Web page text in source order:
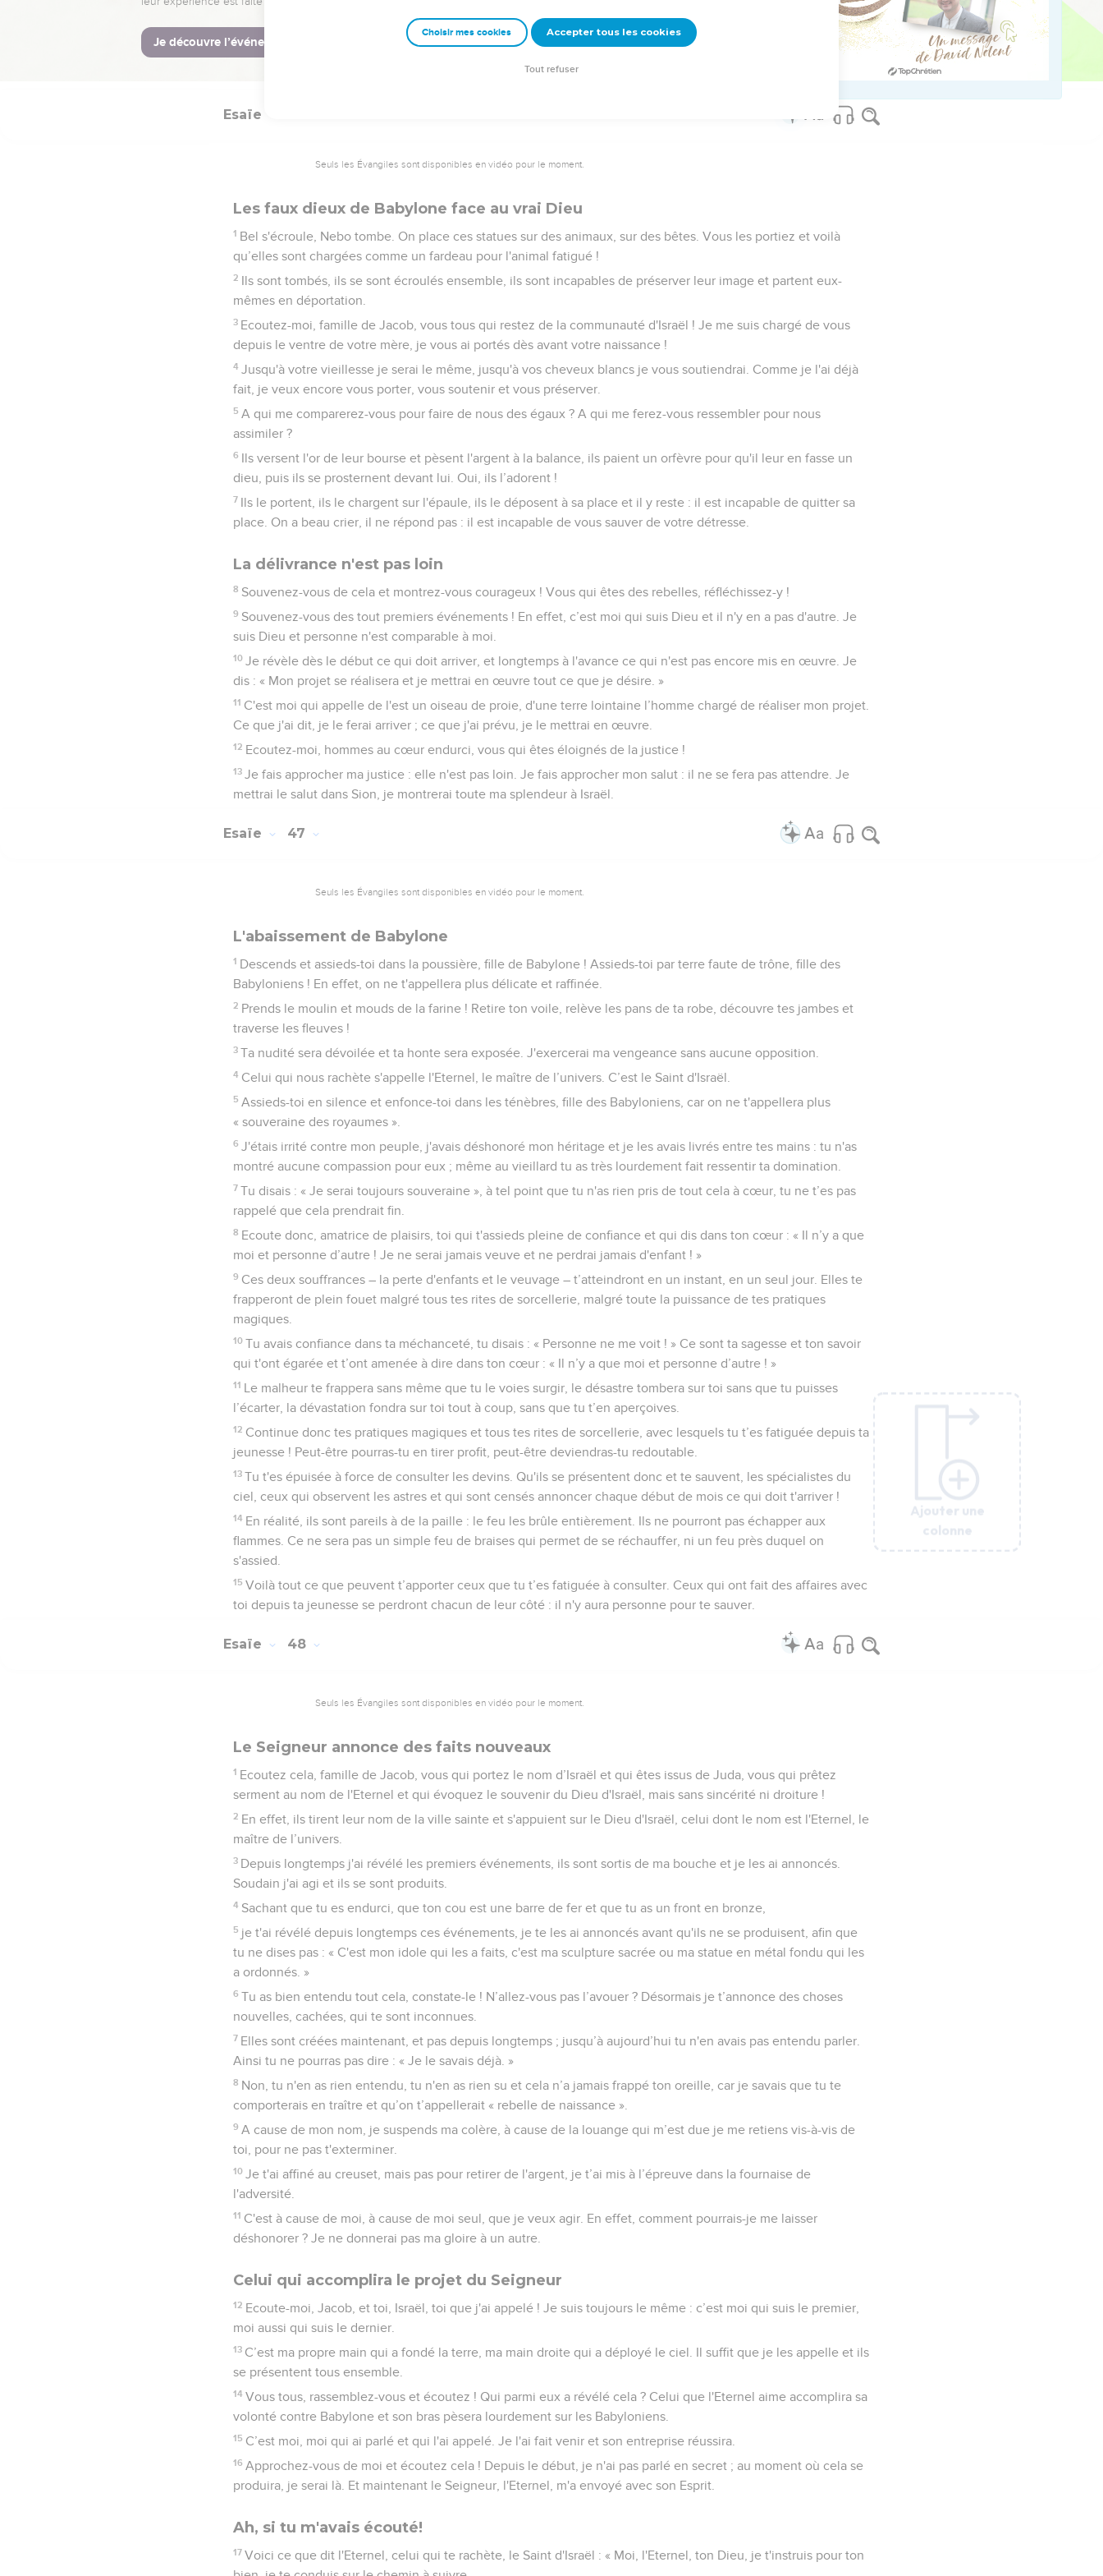
furieux contre lui viendront jusqu’à lui, et ils seront tous couverts de honte.
25 C’est par l'Eternel que seront déclarés justes tous les descendants d'Israël, et c’est de lui qu’ils tireront leur
Ajouter une
colonne
Esaïe
Seuls les Évangiles sont disponibles en vidéo pour le moment.
Les faux dieux de Babylone face au vrai Dieu
1 Bel s'écroule, Nebo tombe. On place ces statues sur des animaux, sur des bêtes. Vous les portiez et voilà
qu’elles sont chargées comme un fardeau pour l'animal fatigué !
2 Ils sont tombés, ils se sont écroulés ensemble, ils sont incapables de préserver leur image et partent eux-
mêmes en déportation.
3 Ecoutez-moi, famille de Jacob, vous tous qui restez de la communauté d'Israël ! Je me suis chargé de vous
depuis le ventre de votre mère, je vous ai portés dès avant votre naissance !
4 Jusqu'à votre vieillesse je serai le même, jusqu'à vos cheveux blancs je vous soutiendrai. Comme je l'ai déjà
fait, je veux encore vous porter, vous soutenir et vous préserver.
5 A qui me comparerez-vous pour faire de nous des égaux ? A qui me ferez-vous ressembler pour nous
assimiler ?
6 Ils versent l'or de leur bourse et pèsent l'argent à la balance, ils paient un orfèvre pour qu'il leur en fasse un
dieu, puis ils se prosternent devant lui. Oui, ils l’adorent !
7 Ils le portent, ils le chargent sur l'épaule, ils le déposent à sa place et il y reste : il est incapable de quitter sa
place. On a beau crier, il ne répond pas : il est incapable de vous sauver de votre détresse.
La délivrance n'est pas loin
8 Souvenez-vous de cela et montrez-vous courageux ! Vous qui êtes des rebelles, réfléchissez-y !
9 Souvenez-vous des tout premiers événements ! En effet, c’est moi qui suis Dieu et il n'y en a pas d'autre. Je
suis Dieu et personne n'est comparable à moi.
10 Je révèle dès le début ce qui doit arriver, et longtemps à l'avance ce qui n'est pas encore mis en œuvre. Je
dis : « Mon projet se réalisera et je mettrai en œuvre tout ce que je désire. »
11 C'est moi qui appelle de l'est un oiseau de proie, d'une terre lointaine l’homme chargé de réaliser mon projet.
Ce que j'ai dit, je le ferai arriver ; ce que j'ai prévu, je le mettrai en œuvre.
12 Ecoutez-moi, hommes au cœur endurci, vous qui êtes éloignés de la justice !
13 Je fais approcher ma justice : elle n'est pas loin. Je fais approcher mon salut : il ne se fera pas attendre. Je
mettrai le salut dans Sion, je montrerai toute ma splendeur à Israël.
Ajouter une
colonne
Esaïe 47
Seuls les Évangiles sont disponibles en vidéo pour le moment.
L'abaissement de Babylone
1 Descends et assieds-toi dans la poussière, fille de Babylone ! Assieds-toi par terre faute de trône, fille des
Babyloniens ! En effet, on ne t'appellera plus délicate et raffinée.
2 Prends le moulin et mouds de la farine ! Retire ton voile, relève les pans de ta robe, découvre tes jambes et
traverse les fleuves !
3 Ta nudité sera dévoilée et ta honte sera exposée. J'exercerai ma vengeance sans aucune opposition.
4 Celui qui nous rachète s'appelle l'Eternel, le maître de l’univers. C’est le Saint d'Israël.
5 Assieds-toi en silence et enfonce-toi dans les ténèbres, fille des Babyloniens, car on ne t'appellera plus
« souveraine des royaumes ».
6 J'étais irrité contre mon peuple, j'avais déshonoré mon héritage et je les avais livrés entre tes mains : tu n'as
montré aucune compassion pour eux ; même au vieillard tu as très lourdement fait ressentir ta domination.
7 Tu disais : « Je serai toujours souveraine », à tel point que tu n'as rien pris de tout cela à cœur, tu ne t’es pas
rappelé que cela prendrait fin.
8 Ecoute donc, amatrice de plaisirs, toi qui t'assieds pleine de confiance et qui dis dans ton cœur : « Il n’y a que
moi et personne d’autre ! Je ne serai jamais veuve et ne perdrai jamais d'enfant ! »
9 Ces deux souffrances – la perte d'enfants et le veuvage – t’atteindront en un instant, en un seul jour. Elles te
frapperont de plein fouet malgré tous tes rites de sorcellerie, malgré toute la puissance de tes pratiques
magiques.
10 Tu avais confiance dans ta méchanceté, tu disais : « Personne ne me voit ! » Ce sont ta sagesse et ton savoir
qui t'ont égarée et t’ont amenée à dire dans ton cœur : « Il n’y a que moi et personne d’autre ! »
11 Le malheur te frappera sans même que tu le voies surgir, le désastre tombera sur toi sans que tu puisses
l’écarter, la dévastation fondra sur toi tout à coup, sans que tu t’en aperçoives.
12 Continue donc tes pratiques magiques et tous tes rites de sorcellerie, avec lesquels tu t’es fatiguée depuis ta
jeunesse ! Peut-être pourras-tu en tirer profit, peut-être deviendras-tu redoutable.
13 Tu t'es épuisée à force de consulter les devins. Qu'ils se présentent donc et te sauvent, les spécialistes du
ciel, ceux qui observent les astres et qui sont censés annoncer chaque début de mois ce qui doit t'arriver !
14 En réalité, ils sont pareils à de la paille : le feu les brûle entièrement. Ils ne pourront pas échapper aux
flammes. Ce ne sera pas un simple feu de braises qui permet de se réchauffer, ni un feu près duquel on
s'assied.
15 Voilà tout ce que peuvent t’apporter ceux que tu t’es fatiguée à consulter. Ceux qui ont fait des affaires avec
toi depuis ta jeunesse se perdront chacun de leur côté : il n'y aura personne pour te sauver.
Ajouter une
colonne
Esaïe 48
Seuls les Évangiles sont disponibles en vidéo pour le moment.
Le Seigneur annonce des faits nouveaux
1 Ecoutez cela, famille de Jacob, vous qui portez le nom d’Israël et qui êtes issus de Juda, vous qui prêtez
serment au nom de l'Eternel et qui évoquez le souvenir du Dieu d'Israël, mais sans sincérité ni droiture !
2 En effet, ils tirent leur nom de la ville sainte et s'appuient sur le Dieu d'Israël, celui dont le nom est l'Eternel, le
maître de l’univers.
3 Depuis longtemps j'ai révélé les premiers événements, ils sont sortis de ma bouche et je les ai annoncés.
Soudain j'ai agi et ils se sont produits.
4 Sachant que tu es endurci, que ton cou est une barre de fer et que tu as un front en bronze,
5 je t'ai révélé depuis longtemps ces événements, je te les ai annoncés avant qu'ils ne se produisent, afin que
tu ne dises pas : « C'est mon idole qui les a faits, c'est ma sculpture sacrée ou ma statue en métal fondu qui les
a ordonnés. »
6 Tu as bien entendu tout cela, constate-le ! N’allez-vous pas l’avouer ? Désormais je t’annonce des choses
nouvelles, cachées, qui te sont inconnues.
7 Elles sont créées maintenant, et pas depuis longtemps ; jusqu’à aujourd’hui tu n'en avais pas entendu parler.
Ainsi tu ne pourras pas dire : « Je le savais déjà. »
8 Non, tu n'en as rien entendu, tu n'en as rien su et cela n’a jamais frappé ton oreille, car je savais que tu te
comporterais en traître et qu’on t’appellerait « rebelle de naissance ».
9 A cause de mon nom, je suspends ma colère, à cause de la louange qui m’est due je me retiens vis-à-vis de
toi, pour ne pas t'exterminer.
10 Je t'ai affiné au creuset, mais pas pour retirer de l'argent, je t’ai mis à l’épreuve dans la fournaise de
l'adversité.
11 C'est à cause de moi, à cause de moi seul, que je veux agir. En effet, comment pourrais-je me laisser
déshonorer ? Je ne donnerai pas ma gloire à un autre.
Celui qui accomplira le projet du Seigneur
12 Ecoute-moi, Jacob, et toi, Israël, toi que j'ai appelé ! Je suis toujours le même : c’est moi qui suis le premier,
moi aussi qui suis le dernier.
13 C’est ma propre main qui a fondé la terre, ma main droite qui a déployé le ciel. Il suffit que je les appelle et ils
se présentent tous ensemble.
14 Vous tous, rassemblez-vous et écoutez ! Qui parmi eux a révélé cela ? Celui que l'Eternel aime accomplira sa
volonté contre Babylone et son bras pèsera lourdement sur les Babyloniens.
15 C’est moi, moi qui ai parlé et qui l'ai appelé. Je l'ai fait venir et son entreprise réussira.
16 Approchez-vous de moi et écoutez cela ! Depuis le début, je n'ai pas parlé en secret ; au moment où cela se
produira, je serai là. Et maintenant le Seigneur, l'Eternel, m'a envoyé avec son Esprit.
Ah, si tu m'avais écouté!
17 Voici ce que dit l'Eternel, celui qui te rachète, le Saint d'Israël : « Moi, l'Eternel, ton Dieu, je t'instruis pour ton
Ajouter une
colonne
Ajouter une
colonne
Ajouter une
colonne
Choisir mes cookies Accepter tous les cookies
Tout refuser